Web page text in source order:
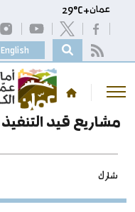
عمان+
29°C
English
مشاريع قيد التنفيذ
شارك